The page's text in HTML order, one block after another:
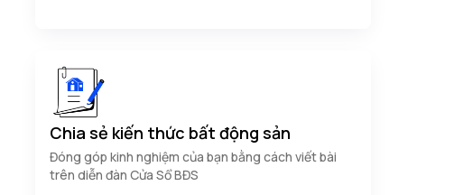
Chia sẻ kiến thức bất động sản
Đóng góp kinh nghiệm của bạn bằng cách viết bài
trên diễn đàn Cửa Sổ BĐS